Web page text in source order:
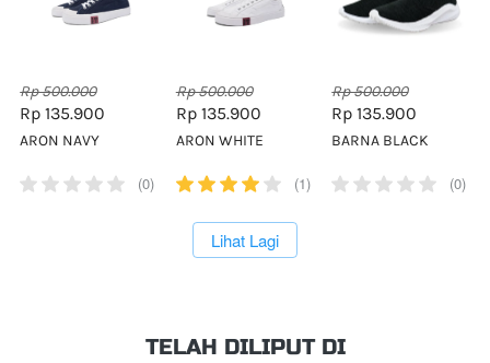
Rp 500.000
Rp 135.900
ARON NAVY
(0)
Rp 500.000
Rp 135.900
ARON WHITE
(1)
Rp 500.000
Rp 135.900
BARNA BLACK
(0)
`Lihat Lagi
TELAH DILIPUT DI